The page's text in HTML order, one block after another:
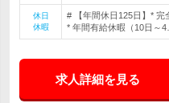
休日
休暇
# 【年間休日125日】* 完
* 年間有給休暇（10日～
求人詳細を見る